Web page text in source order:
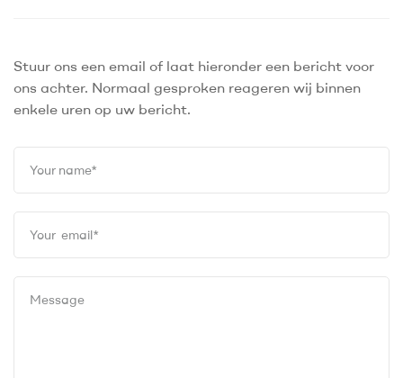
Stuur ons een email of laat hieronder een bericht voor
ons achter. Normaal gesproken reageren wij binnen
enkele uren op uw bericht.